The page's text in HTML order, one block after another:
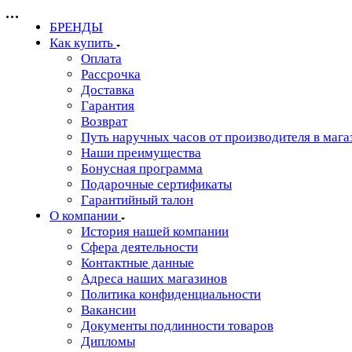
БРЕНДЫ
Как купить
Оплата
Рассрочка
Доставка
Гарантия
Возврат
Путь наручных часов от производителя в
Наши преимущества
Бонусная программа
Подарочные сертификаты
Гарантийный талон
О компании
История нашей компании
Сфера деятельности
Контактные данные
Адреса наших магазинов
Политика конфиденциальности
Вакансии
Документы подлинности товаров
Дипломы